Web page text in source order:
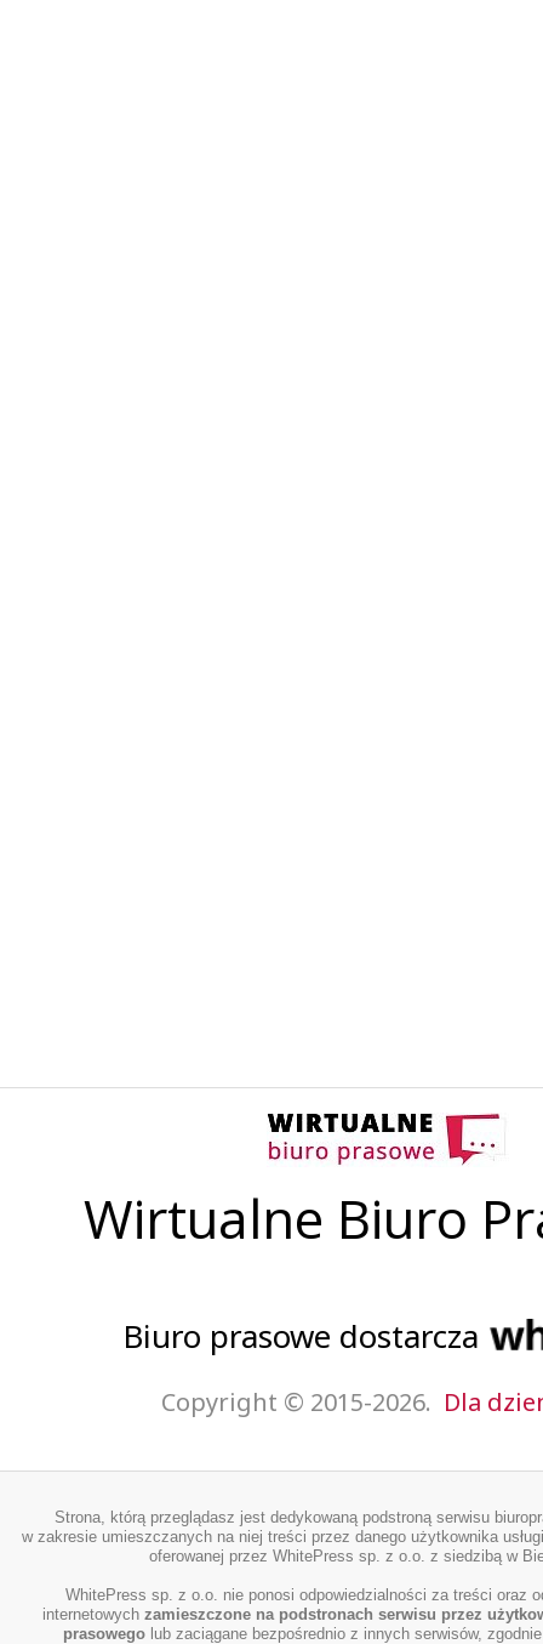
Wirtualne Biuro
Biuro prasowe dostarcza
Copyright © 2015-2026. Dla
Strona, którą przeglądasz jest dedykowaną podstroną serwisu
w zakresie umieszczanych na niej treści przez danego użytkownika
oferowanej przez WhitePress sp. z o.o. z siedzibą w
WhitePress sp. z o.o. nie ponosi odpowiedzialności za treści oraz
internetowych zamieszczone na podstronach serwisu przez
prasowegolub zaciągane bezpośrednio z innych serwisów,